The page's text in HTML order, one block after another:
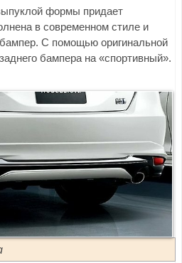
формы придает
в современном стиле и
С помощью оригинальной
бампера на «спортивный».